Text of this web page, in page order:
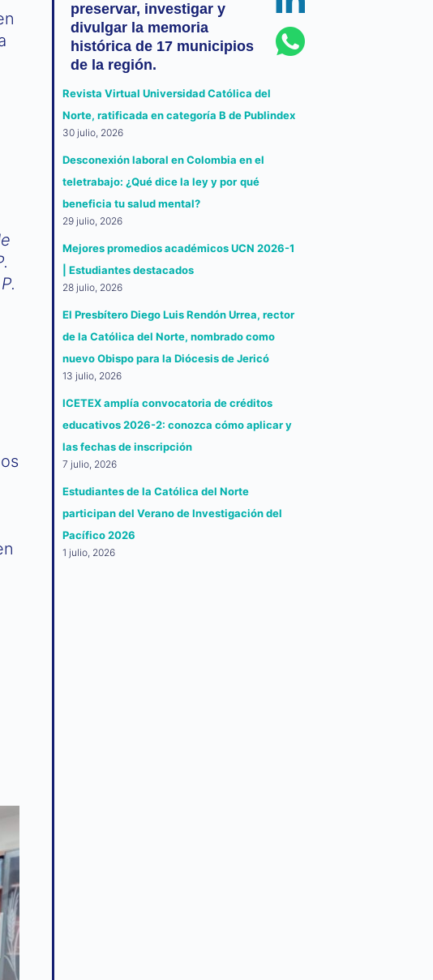
preservar, investigar y
divulgar la memoria
histórica de 17 municipios
de la región.
Revista Virtual Universidad Católica del
Norte, ratificada en categoría B de Publindex
30 julio, 2026
Desconexión laboral en Colombia en el
teletrabajo: ¿Qué dice la ley y por qué
beneficia tu salud mental?
29 julio, 2026
Mejores promedios académicos UCN 2026-1
| Estudiantes destacados
28 julio, 2026
El Presbítero Diego Luis Rendón Urrea, rector
de la Católica del Norte, nombrado como
nuevo Obispo para la Diócesis de Jericó
13 julio, 2026
ICETEX amplía convocatoria de créditos
educativos 2026-2: conozca cómo aplicar y
las fechas de inscripción
7 julio, 2026
Estudiantes de la Católica del Norte
participan del Verano de Investigación del
Pacífico 2026
1 julio, 2026